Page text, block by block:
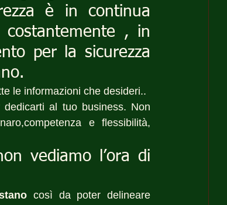
è in continua
costantemente , in
per la sicurezza
le informazioni che desideri..
al tuo business. Non
e flessibilità,
vediamo l’ora di
così da poter delineare